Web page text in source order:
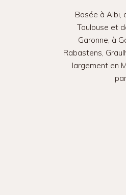
Basée à Albi,
Toulouse et
Garonne, à
Rabastens,
largement en